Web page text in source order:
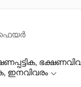
ഇനവിവരം